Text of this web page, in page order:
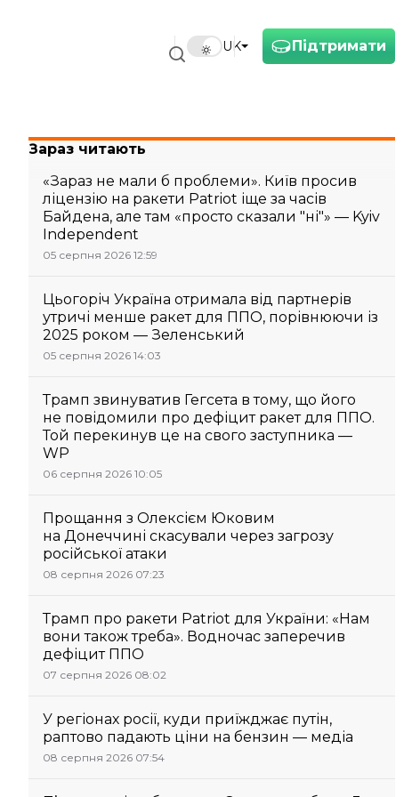
Підтримати
UK
Зараз читають
«Зараз не мали б проблеми». Київ просив
ліцензію на ракети Patriot іще за часів
Байдена, але там «просто сказали "ні"» — Kyiv
Independent
05 серпня 2026 12:59
Цьогоріч Україна отримала від партнерів
утричі менше ракет для ППО, порівнюючи із
2025 роком — Зеленський
05 серпня 2026 14:03
Трамп звинуватив Гегсета в тому, що його
не повідомили про дефіцит ракет для ППО.
Той перекинув це на свого заступника —
WP
06 серпня 2026 10:05
Прощання з Олексієм Юковим
на Донеччині скасували через загрозу
російської атаки
08 серпня 2026 07:23
Трамп про ракети Patriot для України: «Нам
вони також треба». Водночас заперечив
дефіцит ППО
07 серпня 2026 08:02
У регіонах росії, куди приїжджає путін,
раптово падають ціни на бензин — медіа
08 серпня 2026 07:54